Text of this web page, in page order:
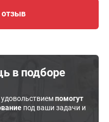
отзыв
в подборе
помогут
под ваши задачи и